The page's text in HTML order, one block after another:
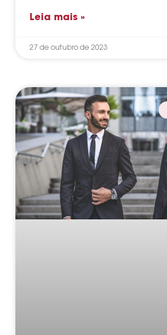
Leia mais »
27 de outubro de 2023